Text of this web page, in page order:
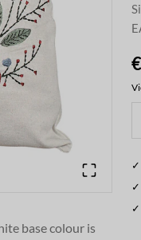
base colour is
✓
✓
✓